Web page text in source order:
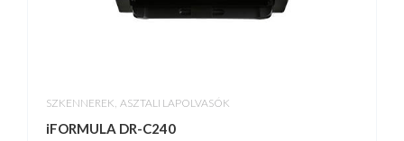
SZKENNEREK ASZTALI LAPOLVASÓK
iFORMULA DR-C240